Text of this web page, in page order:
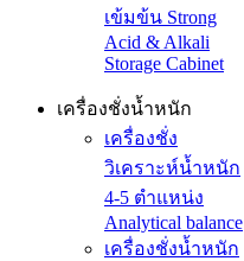
เข้มข้น Strong
Acid & Alkali
Storage Cabinet
เครื่องชั่งน้ำหนัก
เครื่องชั่ง
วิเคราะห์น้ำหนัก
4-5 ตำแหน่ง
Analytical balance
เครื่องชั่งน้ำหนัก